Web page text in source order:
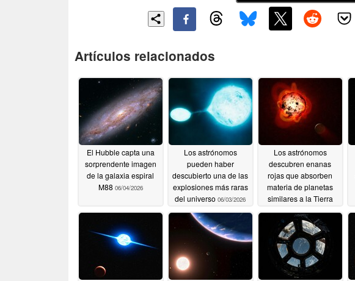
Artículos relacionados
El Hubble capta una
sorprendente imagen
de la galaxia espiral
M88 06/04/2026
Los astrónomos
pueden haber
descubierto una de las
explosiones más raras
del universo 06/03/2026
Los astrónomos
descubren enanas
rojas que absorben
materia de planetas
similares a la Tierra
05/30/2026